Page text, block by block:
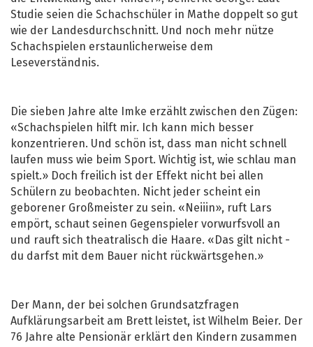
Studie seien die Schachschüler in Mathe doppelt so gut
wie der Landesdurchschnitt. Und noch mehr nütze
Schachspielen erstaunlicherweise dem
Leseverständnis.
Die sieben Jahre alte Imke erzählt zwischen den Zügen:
«Schachspielen hilft mir. Ich kann mich besser
konzentrieren. Und schön ist, dass man nicht schnell
laufen muss wie beim Sport. Wichtig ist, wie schlau man
spielt.» Doch freilich ist der Effekt nicht bei allen
Schülern zu beobachten. Nicht jeder scheint ein
geborener Großmeister zu sein. «Neiiin», ruft Lars
empört, schaut seinen Gegenspieler vorwurfsvoll an
und rauft sich theatralisch die Haare. «Das gilt nicht -
du darfst mit dem Bauer nicht rückwärtsgehen.»
Der Mann, der bei solchen Grundsatzfragen
Aufklärungsarbeit am Brett leistet, ist Wilhelm Beier. Der
76 Jahre alte Pensionär erklärt den Kindern zusammen